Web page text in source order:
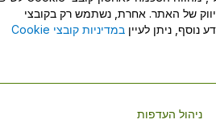
קשר
של האתר. אחרת, נשתמש רק בקובצי
במדיניות קובצי Cookie
ניהול העדפות